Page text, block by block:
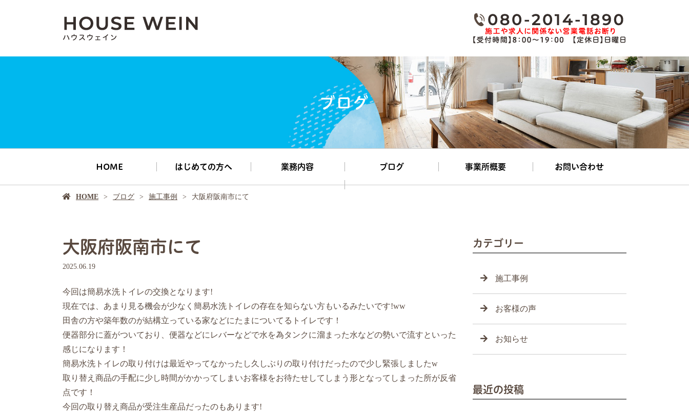
ブログ
HOME はじめての方へ 業務内容 ブログ 事業所概要 お問い合わせ
HOME ブログ 施工事例 大阪府阪南市にて
大阪府阪南市にて
2025.06.19
今回は簡易水洗トイレの交換となります!
現在では、あまり見る機会が少なく簡易水洗トイレの存在を知らない方もいるみたいです!ww
田舎の方や築年数のが結構立っている家などにたまについてるトイレです！
便器部分に蓋がついており、便器などにレバーなどで水を為タンクに溜まった水などの勢いで流すといった
感じになります！
簡易水洗トイレの取り付けは最近やってなかったし久しぶりの取り付けだったので少し緊張しましたw
取り替え商品の手配に少し時間がかかってしまいお客様をお待たせしてしまう形となってしまった所が反省
点です！
今回の取り替え商品が受注生産品だったのもあります!
カテゴリー
施工事例
お客様の声
お知らせ
最近の投稿